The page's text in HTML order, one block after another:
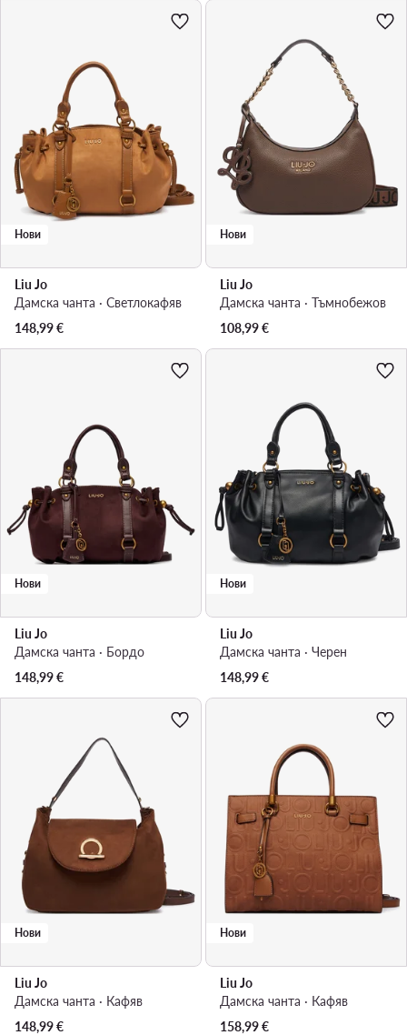
Нови
Liu Jo
Дамска чанта · Светлокафяв
148,99€
Нови
Liu Jo
Дамска чанта · Тъмнобежов
108,99€
Нови
Liu Jo
Дамска чанта · Бордо
148,99€
Нови
Liu Jo
Дамска чанта · Черен
148,99€
Нови
Liu Jo
Дамска чанта · Кафяв
148,99€
Нови
Liu Jo
Дамска чанта · Кафяв
158,99€